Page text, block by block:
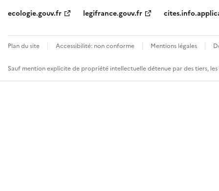
ecologie.gouv.fr
legifrance.gouv.fr
Plan du site Accessibilité: non conforme Mentions légales
Sauf mention explicite de propriété intellectuelle détenue par des tiers,